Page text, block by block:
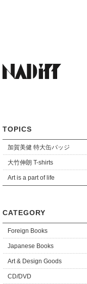
TOPICS
加賀美健 特大缶バッジ
大竹伸朗 T-shirts
Art is a part of life
CATEGORY
Foreign Books
Japanese Books
Art & Design Goods
CD/DVD